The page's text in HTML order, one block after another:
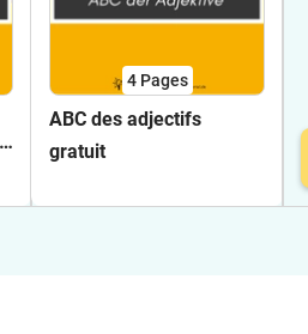
4 Pages
ABC des adjectifs
gratuit